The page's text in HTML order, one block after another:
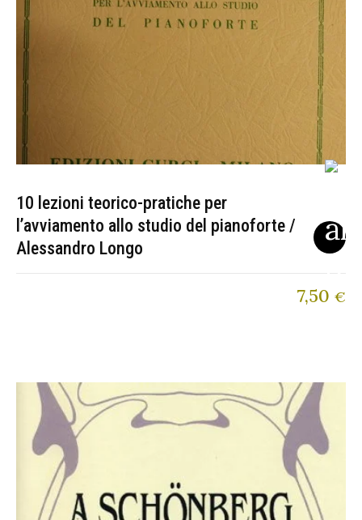
10 lezioni teorico-pratiche per
l’avviamento allo studio del pianoforte /
Alessandro Longo
7,50 €